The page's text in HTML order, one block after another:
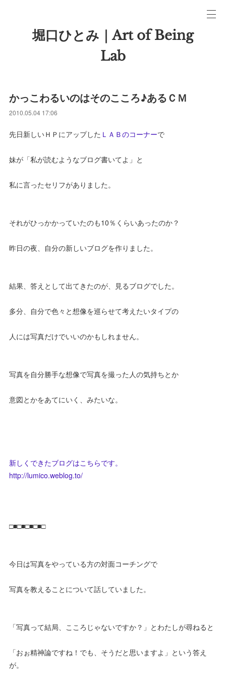
堀口ひとみ｜Art of Being
Lab
かっこわるいのはそのこころ♪あるＣＭ
2010.05.04 17:06
先日新しいＨＰにアップした ＬＡＢのコーナーで
妹が「私が読むようなブログ書いてよ」と
私に言ったセリフがありました。
それがひっかかっていたのも10％くらいあったのか？
昨日の夜、自分の新しいブログを作りました。
結果、答えとして出てきたのが、見るブログでした。
多分、自分で色々と想像を巡らせて考えたいタイプの
人には写真だけでいいのかもしれません。
写真を自分勝手な想像で写真を撮った人の気持ちとか
意図とかをあてにいく、みたいな。
新しくできたブログはこちらです。
http://lumico.weblog.to/
□■□■□■□■□
今日は写真をやっている方の対面コーチングで
写真を教えることについて話していました。
「写真って結局、こころじゃないですか？」とわたしが尋ねると
「おぉ精神論ですね！でも、そうだと思いますよ」という答え
が。